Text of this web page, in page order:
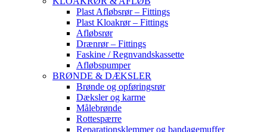
Plast Afløbsrør – Fittings
Plast Kloakrør – Fittings
Afløbsrør
Drænrør – Fittings
Faskine / Regnvandskassette
Afløbspumper
BRØNDE & DÆKSLER
Brønde og opføringsrør
Dæksler og karme
Målebrønde
Rottespærre
Reparationsklemmer og bandagemuffer